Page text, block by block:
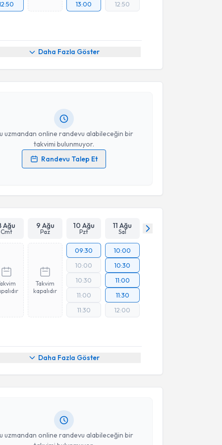
13:00 12:50
Daha Fazla Göster
uzmandan online randevu alabileceğin bir
takvimi bulunmuyor.
Randevu Talep Et
Talebi
Kürneiçin randevu takvimi talebi oluşturun. Size bu
işlenmesine ilişkinAydınlatma Metni
Ağu
Cmt
9 Ağu
Paz
10 Ağu
Pzt
11 Ağu
Sal
Takvim
kapalıdır
09:30
10:00
10:30
11:00
11:30
10:00
10:30
11:00
11:30
12:00
Daha Fazla Göster
uzmandan online randevu alabileceğin bir
Talebi